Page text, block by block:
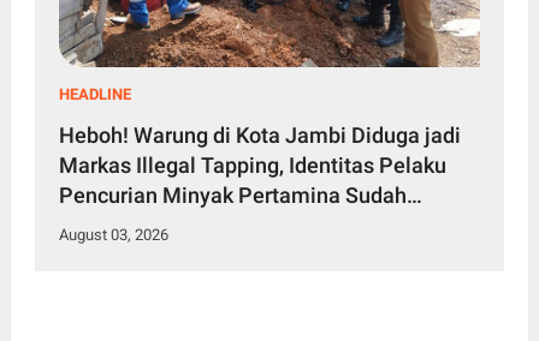
HEADLINE
Heboh! Warung di Kota Jambi Diduga jadi
Markas Illegal Tapping, Identitas Pelaku
Pencurian Minyak Pertamina Sudah
Diketahui
August 03, 2026